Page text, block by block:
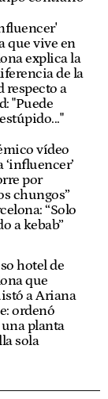
que vive en
explica la
de la
respecto a
"Puede
vídeo
‘influencer’
por
chungos”
“Solo
a kebab”
hotel de
que
a Ariana
ordenó
planta
sola